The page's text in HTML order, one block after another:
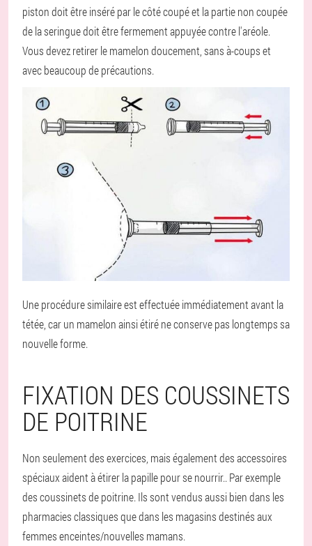
piston doit être inséré par le côté coupé et la partie non coupée
de la seringue doit être fermement appuyée contre l'aréole.
Vous devez retirer le mamelon doucement, sans à-coups et
avec beaucoup de précautions.
Une procédure similaire est effectuée immédiatement avant la
tétée, car un mamelon ainsi étiré ne conserve pas longtemps sa
nouvelle forme.
FIXATION DES COUSSINETS
DE POITRINE
Non seulement des exercices, mais également des accessoires
spéciaux aident à étirer la papille pour se nourrir.. Par exemple
des coussinets de poitrine. Ils sont vendus aussi bien dans les
pharmacies classiques que dans les magasins destinés aux
femmes enceintes/nouvelles mamans.